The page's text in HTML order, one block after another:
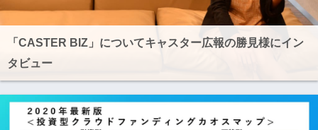
「CASTER BIZ」についてキャスター広報の勝見様にイン
タビュー